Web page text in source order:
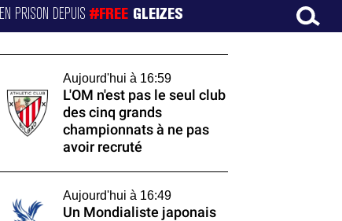
EN PRISON DEPUIS#FREE GLEIZES
Aujourd'hui à 16:59
L'OM n'est pas le seul club
des cinq grands
championnats à ne pas
avoir recruté
Aujourd'hui à 16:49
Un Mondialiste japonais